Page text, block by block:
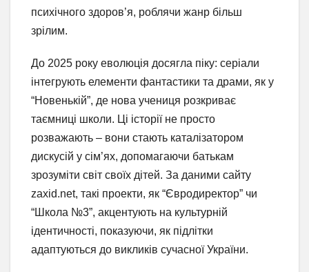
психічного здоров’я, роблячи жанр більш
зрілим.
До 2025 року еволюція досягла піку: серіали
інтегрують елементи фантастики та драми, як у
“Новенькій”, де нова учениця розкриває
таємниці школи. Ці історії не просто
розважають – вони стають каталізатором
дискусій у сім’ях, допомагаючи батькам
зрозуміти світ своїх дітей. За даними сайту
zaxid.net, такі проекти, як “Євродиректор” чи
“Школа №3”, акцентують на культурній
ідентичності, показуючи, як підлітки
адаптуються до викликів сучасної України.